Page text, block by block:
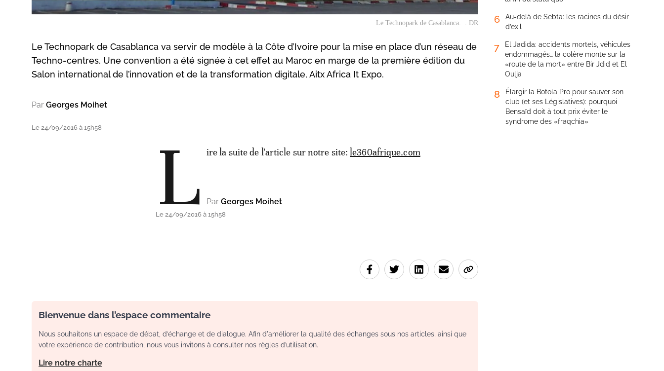
Le Technopark de Casablanca. . DR
Le Technopark de Casablanca va servir de modèle à la Côte d’Ivoire pour la mise en place d’un réseau de
Techno-centres. Une convention a été signée à cet effet au Maroc en marge de la première édition du
Salon international de l’innovation et de la transformation digitale, Aitx Africa It Expo.
Par Georges Moihet
Le 24/09/2016 à 15h58 L ire la suite de l'article sur notre site:le360afrique.com
Par Georges Moihet
Le 24/09/2016 à 15h58
Bienvenue dans l’espace commentaire
Nous souhaitons un espace de débat, d’échange et de dialogue. Afin d'améliorer la qualité des échanges sous nos articles, ainsi que
votre expérience de contribution, nous vous invitons à consulter nos règles d’utilisation.
Lire notre charte
6
Au-delà de Sebta: les racines du désir
d’exil
7
El Jadida: accidents mortels, véhicules
endommagés… la colère monte sur la
«route de la mort» entre Bir Jdid et El
Oulja
8
Élargir la Botola Pro pour sauver son
club (et ses Législatives): pourquoi
Bensaïd doit à tout prix éviter le
syndrome des «fraqchia»